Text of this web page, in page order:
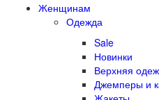
Женщинам
Одежда
Sale
Новинки
Верхняя
Джемперы и